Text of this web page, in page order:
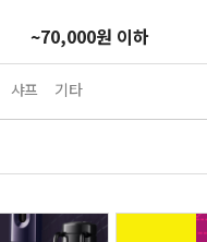
~70,000원 이하
샤프 기타